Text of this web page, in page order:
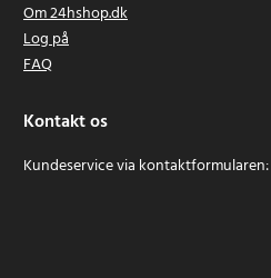
Om 24hshop.dk
Log på
FAQ
Kontakt os
Kundeservice via kontaktformularen: